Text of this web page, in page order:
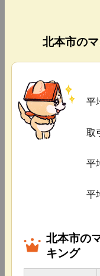
北本市の
平
取
平
平
北本市の
キング